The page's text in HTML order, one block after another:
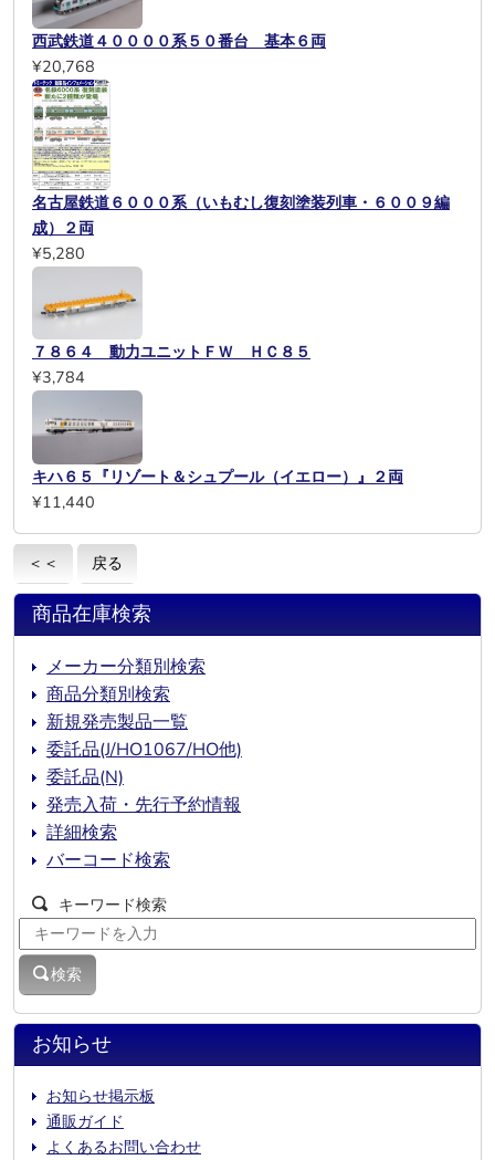
西武鉄道４００００系５０番台 基本６両
¥20,768
名古屋鉄道６０００系（いもむし復刻塗装列車・６００９編
成）２両
¥5,280
７８６４ 動力ユニットＦＷ ＨＣ８５
¥3,784
キハ６５『リゾート＆シュプール（イエロー）』２両
¥11,440
＜＜ 戻る
お知らせ
お知らせ掲示板
通販ガイド
よくあるお問い合わせ
商品在庫検索
メーカー分類別検索
商品分類別検索
新規発売製品一覧
委託品(J/HO1067/HO他)
委託品(N)
発売入荷・先行予約情報
詳細検索
バーコード検索
キーワード検索
検索